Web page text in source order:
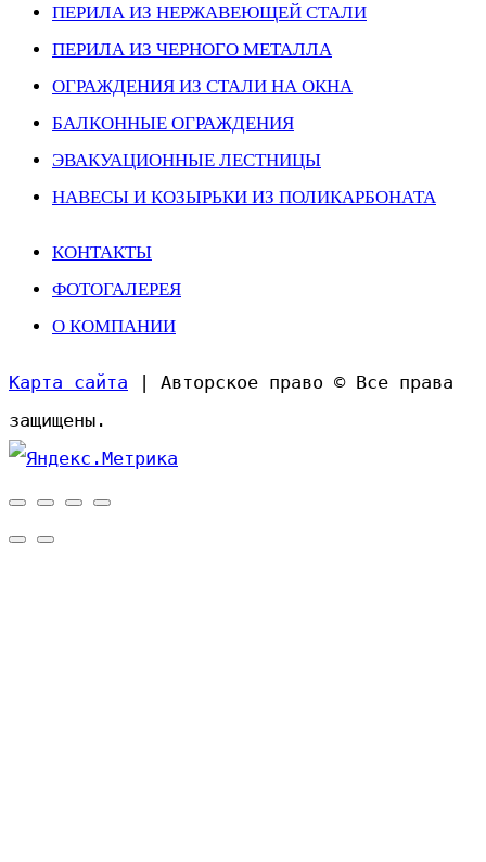
ПЕРИЛА ИЗ НЕРЖАВЕЮЩЕЙ СТАЛИ
ПЕРИЛА ИЗ ЧЕРНОГО МЕТАЛЛА
ОГРАЖДЕНИЯ ИЗ СТАЛИ НА ОКНА
БАЛКОННЫЕ ОГРАЖДЕНИЯ
ЭВАКУАЦИОННЫЕ ЛЕСТНИЦЫ
НАВЕСЫ И КОЗЫРЬКИ ИЗ ПОЛИКАРБОНАТА
КОНТАКТЫ
ФОТОГАЛЕРЕЯ
О КОМПАНИИ
Карта сайта | Авторское право © Все права
защищены.
Прокрутить